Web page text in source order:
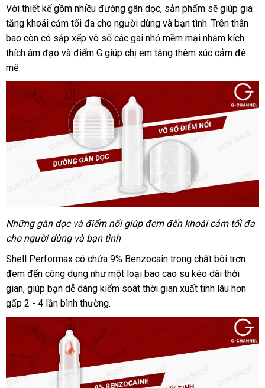
Với thiết kế gồm nhiều đường gân dọc, sản phẩm sẽ giúp gia
tăng khoái cảm tối đa cho người dùng và bạn tình. Trên thân
bao còn có sắp xếp vô số các gai nhỏ mềm mại nhằm kích
thích âm đạo và điểm G giúp chị em tăng thêm xúc cảm đê
mê.
Những gân dọc và điểm nổi giúp đem đến khoái cảm tối đa
cho người dùng và bạn tình
Shell Performax có chứa 9% Benzocain trong chất bôi trơn
đem đến công dụng như một loại bao cao su kéo dài thời
gian, giúp bạn dễ dàng kiểm soát thời gian xuất tinh lâu hơn
gấp 2 - 4 lần bình thường.